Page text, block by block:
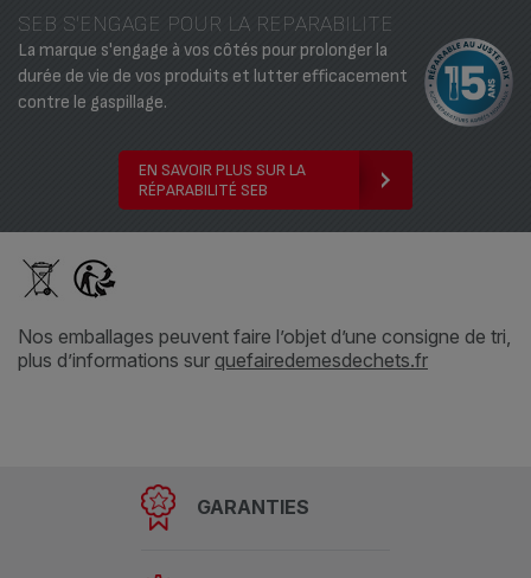
SEB S'ENGAGE POUR LA REPARABILITE
La marque s'engage à vos côtés pour prolonger la
durée de vie de vos produits et lutter efficacement
contre le gaspillage.
EN SAVOIR PLUS SUR LA
RÉPARABILITÉ SEB
Nos emballages peuvent faire l’objet d’une consigne de tri,
plus d’informations sur quefairedemesdechets.fr
GARANTIES